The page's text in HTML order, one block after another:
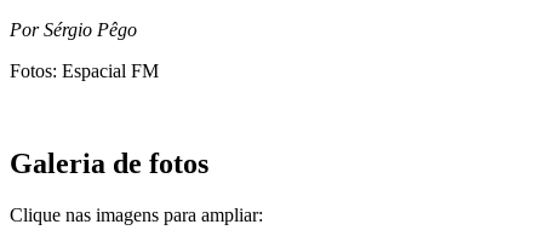
Por Sérgio Pêgo
Fotos: Espacial FM
Galeria de fotos
Clique nas imagens para ampliar: